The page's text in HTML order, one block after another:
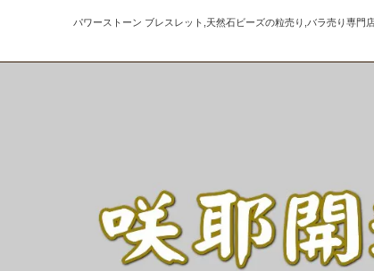
パワーストーン ブレスレット,天然石ビーズの粒売り,バラ売り専門